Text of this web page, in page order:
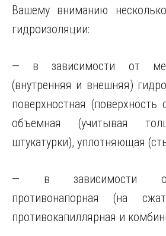
Вашему вниманию
гидроизоляции:
— в зависимости от
(внутренняя и внешняя)
поверхностная (поверхность
объемная (учитывая
штукатурки), уплотняющая
— в зависимости от
противонапорная (на
противокапиллярная и